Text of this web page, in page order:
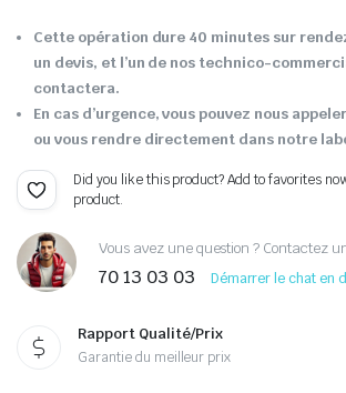
Cette opération dure 40 minutes sur
un devis, et l’un de nos technico-
contactera.
En cas d’urgence, vous pouvez nous
ou vous rendre directement dans notre
Did you like this product? Add to favorites
product.
Vous avez une question ? Contactez
70 13 03 03 Démarrer le chat en
Rapport Qualité/Prix
Garantie du meilleur prix